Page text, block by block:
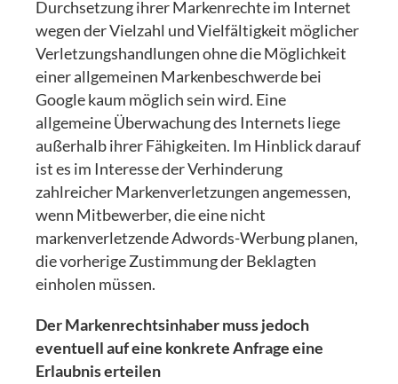
Durchsetzung ihrer Markenrechte im Internet
wegen der Vielzahl und Vielfältigkeit möglicher
Verletzungshandlungen ohne die Möglichkeit
einer allgemeinen Markenbeschwerde bei
Google kaum möglich sein wird. Eine
allgemeine Überwachung des Internets liege
außerhalb ihrer Fähigkeiten. Im Hinblick darauf
ist es im Interesse der Verhinderung
zahlreicher Markenverletzungen angemessen,
wenn Mitbewerber, die eine nicht
markenverletzende Adwords-Werbung planen,
die vorherige Zustimmung der Beklagten
einholen müssen.
Der Markenrechtsinhaber muss jedoch
eventuell auf eine konkrete Anfrage eine
Erlaubnis erteilen